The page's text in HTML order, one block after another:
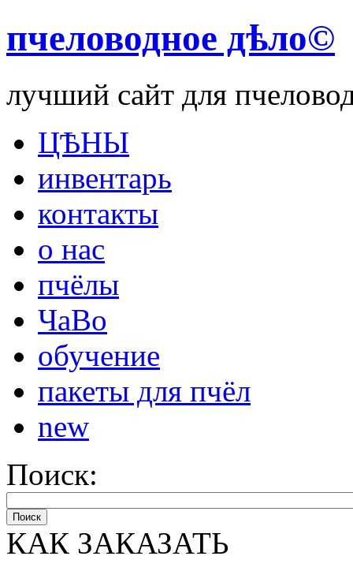
пчеловодное дѣло©
лучший сайт для
ЦѢНЫ
инвентарь
контакты
о нас
пчёлы
ЧаВо
обучение
пакеты для пчёл
new
Поиск:
Поиск
КАК ЗАКАЗАТЬ